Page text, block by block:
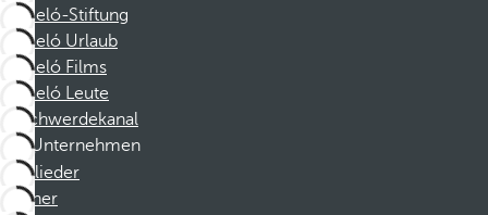
Barceló-Stiftung
Barceló Urlaub
Barceló Films
Barceló Leute
Beschwerdekanal
Unternehmen
Mitglieder
Partner